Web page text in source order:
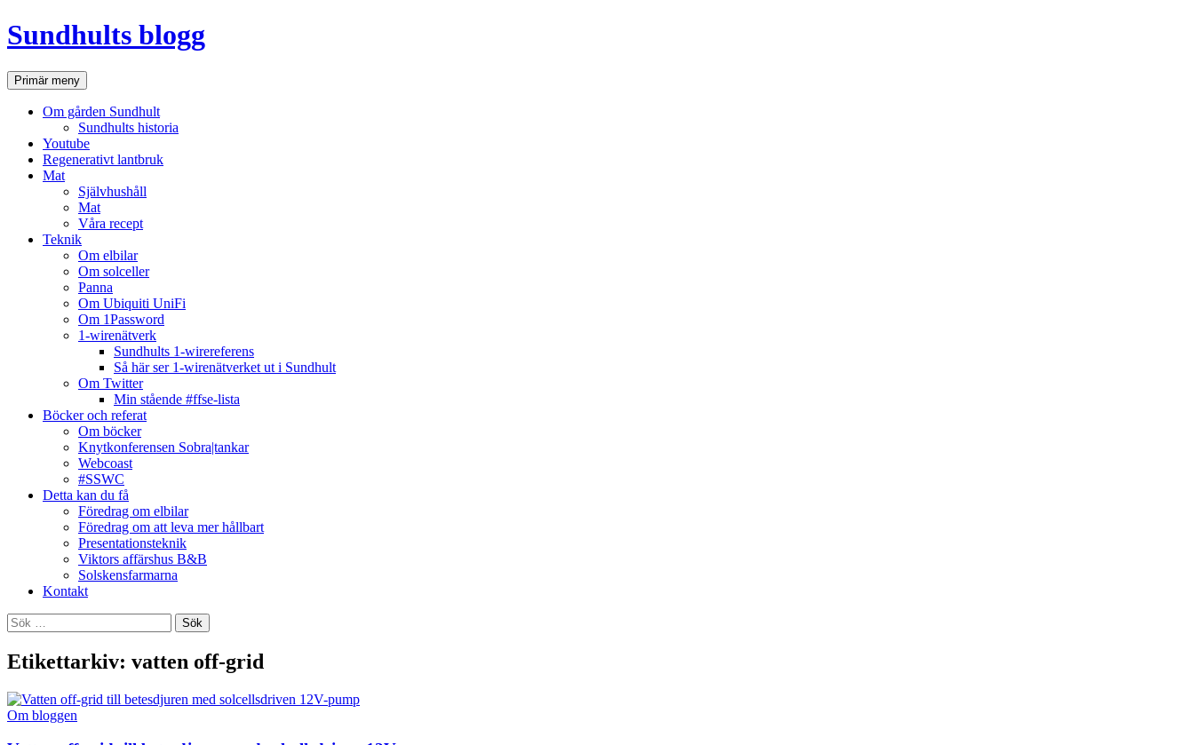
Hoppa
till
Sundhults blogg
SökPrimär meny
Om gården Sundhult
Sundhults historia
Youtube
Regenerativt lantbruk
Mat
Självhushåll
Mat
Våra recept
Teknik
Om elbilar
Om solceller
Panna
Om Ubiquiti UniFi
Om 1Password
1-wirenätverk
Sundhults 1-wirereferens
Så här ser 1-wirenätverket ut i Sundhult
Om Twitter
Min stående #ffse-lista
Böcker och referat
Om böcker
Knytkonferensen Sobra|tankar
Webcoast
#SSWC
Detta kan du få
Föredrag om elbilar
Föredrag om att leva mer hållbart
Presentationsteknik
Viktors affärshus B&B
Solskensfarmarna
Kontakt
Sök
efter:
Etikettarkiv: vatten off-grid
Om bloggen